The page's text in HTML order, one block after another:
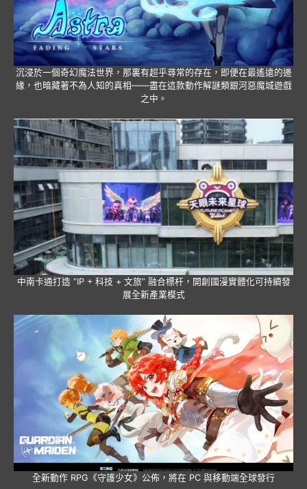
沉浸於一個奇幻魔法世界，那裏有超乎尋常的存在，即便在最遙遠的邊
緣，也暗藏著不為人知的真相——盡在這款動作解謎類銀河惡魔城遊戲
之中。
中南卡通打造 “IP + 科技 + 文旅” 融合標杆，開創國漫實體化可持續發
展全新產業模式
全新動作 RPG《守護少女》公佈，將在 PC 與移動端全球發行